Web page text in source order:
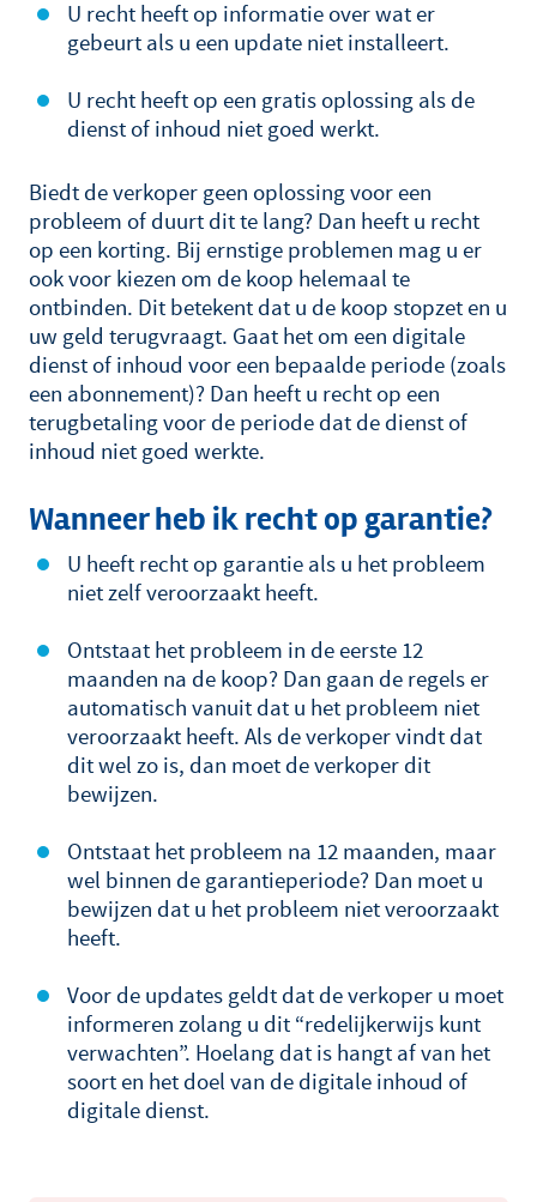
U recht heeft op informatie over wat er
gebeurt als u een update niet installeert.
U recht heeft op een gratis oplossing als de
dienst of inhoud niet goed werkt.
Biedt de verkoper geen oplossing voor een
probleem of duurt dit te lang? Dan heeft u recht
op een korting. Bij ernstige problemen mag u er
ook voor kiezen om de koop helemaal te
ontbinden. Dit betekent dat u de koop stopzet en u
uw geld terugvraagt. Gaat het om een digitale
dienst of inhoud voor een bepaalde periode (zoals
een abonnement)? Dan heeft u recht op een
terugbetaling voor de periode dat de dienst of
inhoud niet goed werkte.
Wanneer heb ik recht op garantie?
U heeft recht op garantie als u het probleem
niet zelf veroorzaakt heeft.
Ontstaat het probleem in de eerste 12
maanden na de koop? Dan gaan de regels er
automatisch vanuit dat u het probleem niet
veroorzaakt heeft. Als de verkoper vindt dat
dit wel zo is, dan moet de verkoper dit
bewijzen.
Ontstaat het probleem na 12 maanden, maar
wel binnen de garantieperiode? Dan moet u
bewijzen dat u het probleem niet veroorzaakt
heeft.
Voor de updates geldt dat de verkoper u moet
informeren zolang u dit “redelijkerwijs kunt
verwachten”. Hoelang dat is hangt af van het
soort en het doel van de digitale inhoud of
digitale dienst.